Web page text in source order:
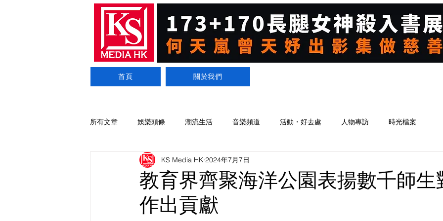
首頁 關於我們
所有文章 娛樂頭條 潮流生活 音樂頻道 活動・好去處 人物專訪 時光檔案
教育界齊聚海洋公園表揚數千師生
作出貢獻
KS Media HK 2024年7月7日